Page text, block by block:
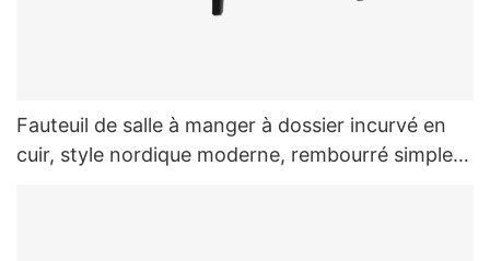
Fauteuil de salle à manger à dossier incurvé en
cuir, style nordique moderne, rembourré simple,